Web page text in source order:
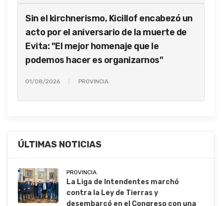
Sin el kirchnerismo, Kicillof encabezó un
acto por el aniversario de la muerte de
Evita: "El mejor homenaje que le
podemos hacer es organizarnos"
01/08/2026 PROVINCIA
ÚLTIMAS NOTICIAS
PROVINCIA
La Liga de Intendentes marchó
contra la Ley de Tierras y
desembarcó en el Congreso con una